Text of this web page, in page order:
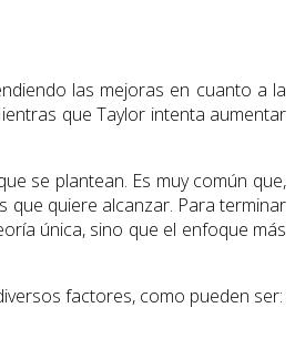
las mejoras en cuanto a la
que Taylor intenta aumentar
se plantean. Es muy común que,
que quiere alcanzar. Para terminar
única, sino que el enfoque más
factores, como pueden ser: